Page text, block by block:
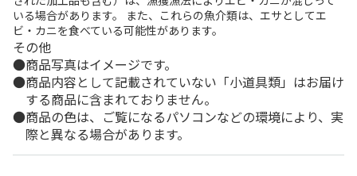
いる場合があります。 また、これらの魚介類は、エサとしてエ
ビ・カニを食べている可能性があります。
その他
商品写真はイメージです。
商品内容として記載されていない「小道具類」はお届け
する商品に含まれておりません。
商品の色は、ご覧になるパソコンなどの環境により、実
際と異なる場合があります。